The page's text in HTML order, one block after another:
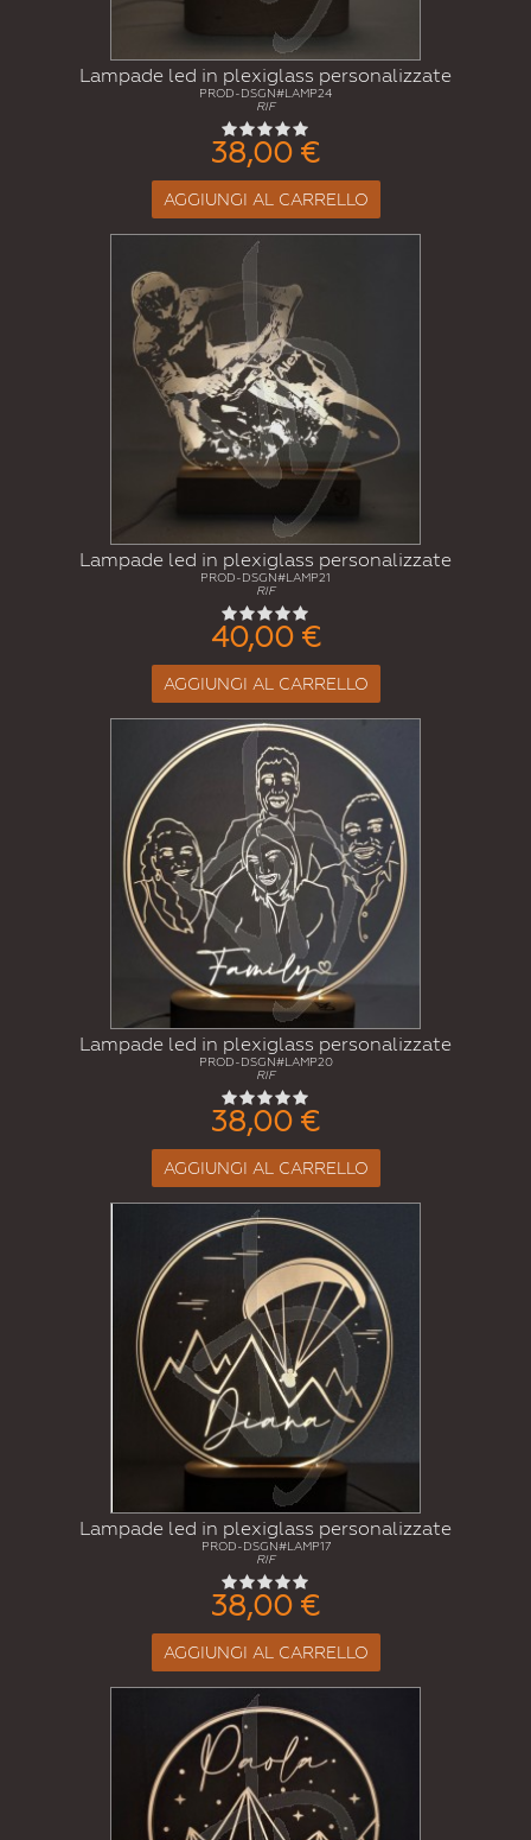
Lampade led in plexiglass personalizzate
PROD-DSGN#LAMP24
RIF
38,00 €
AGGIUNGI AL CARRELLO
Lampade led in plexiglass personalizzate
PROD-DSGN#LAMP21
RIF
40,00 €
AGGIUNGI AL CARRELLO
Lampade led in plexiglass personalizzate
PROD-DSGN#LAMP20
RIF
38,00 €
AGGIUNGI AL CARRELLO
Lampade led in plexiglass personalizzate
PROD-DSGN#LAMP17
RIF
38,00 €
AGGIUNGI AL CARRELLO